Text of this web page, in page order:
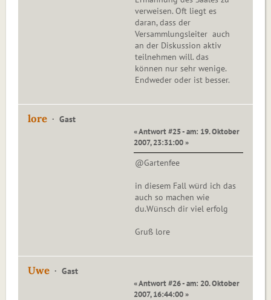
verweisen. Oft liegt es
daran, dass der
Versammlungsleiter auch
an der Diskussion aktiv
teilnehmen will. das
können nur sehr wenige.
Endweder oder ist besser.
lore Gast
« Antwort #25 - am: 19. Oktober
2007, 23:31:00 »
@Gartenfee
in diesem Fall würd ich das
auch so machen wie
du.Wünsch dir viel erfolg
Gruß lore
Uwe Gast
« Antwort #26 - am: 20. Oktober
2007, 16:44:00 »